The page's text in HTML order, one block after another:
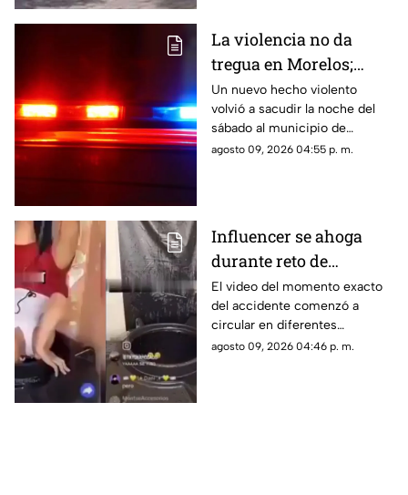
La violencia no da
tregua en Morelos;
ejecutan a un hombre
en Jiutepec
Un nuevo hecho violento
volvió a sacudir la noche del
sábado al municipio de
Jiutepec.
agosto 09, 2026 04:55 p. m.
Influencer se ahoga
durante reto de
transmisión en vivo;
esto se sabe del caso
(+VIDEO)
El video del momento exacto
del accidente comenzó a
circular en diferentes
plataformas digitales.
agosto 09, 2026 04:46 p. m.